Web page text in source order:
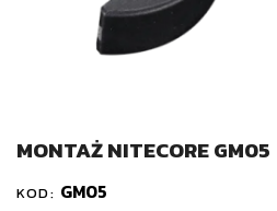
MONTAŻ NITECORE GM05
KOD: GM05